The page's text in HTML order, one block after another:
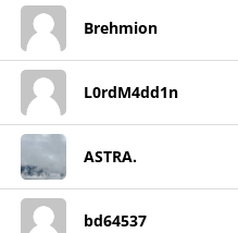
Brehmion
L0rdM4dd1n
ASTRA.
bd64537